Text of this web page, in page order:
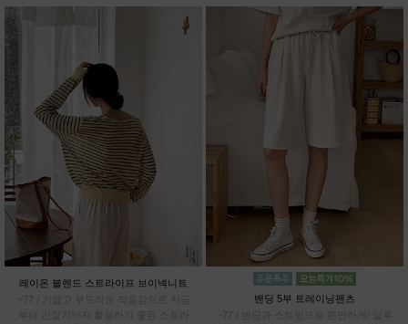
레이온 블렌드 스트라이프 브이넥니트
부터 간절기까지 활용하기 좋은 스트라
밴딩 5부 트레이닝팬츠
~77 / 밴딩과 스트링으로 편안하게/ 실루